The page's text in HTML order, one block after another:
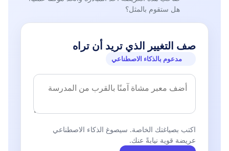
هل ستقوم بالمثل؟
صف التغيير الذي تريد أن تراه
مدعوم بالذكاء الاصطناعي
اكتب بصياغتك الخاصة. سيصوغ الذكاء الاصطناعي
عريضة قوية نيابةً عنك.